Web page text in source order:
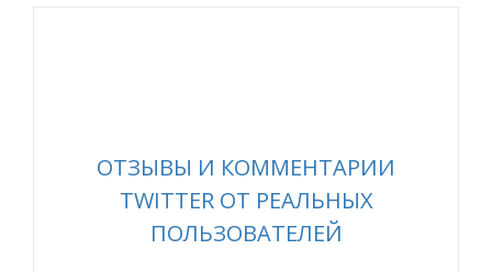
ОТЗЫВЫ И КОММЕНТАРИИ
TWITTER ОТ РЕАЛЬНЫХ
ПОЛЬЗОВАТЕЛЕЙ